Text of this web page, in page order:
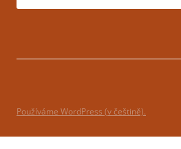
Používáme WordPress (v češtině).